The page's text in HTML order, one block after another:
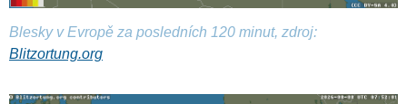
Blesky v Evropě za posledních 120 minut, zdroj:
Blitzortung.org